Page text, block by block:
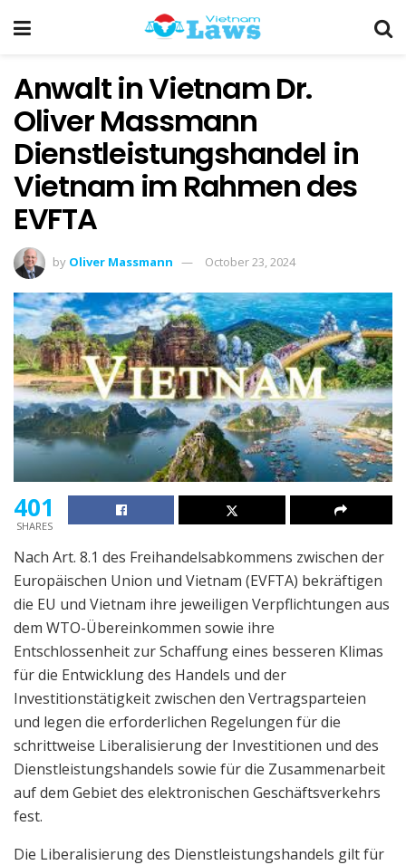
Anwalt in Vietnam Dr.
Oliver Massmann
Dienstleistungshandel in
Vietnam im Rahmen des
EVFTA
by Oliver Massmann October 23, 2024
401
SHARES
Nach Art. 8.1 des Freihandelsabkommens zwischen der
Europäischen Union und Vietnam (EVFTA) bekräftigen
die EU und Vietnam ihre jeweiligen Verpflichtungen aus
dem WTO-Übereinkommen sowie ihre
Entschlossenheit zur Schaffung eines besseren Klimas
für die Entwicklung des Handels und der
Investitionstätigkeit zwischen den Vertragsparteien
und legen die erforderlichen Regelungen für die
schrittweise Liberalisierung der Investitionen und des
Dienstleistungshandels sowie für die Zusammenarbeit
auf dem Gebiet des elektronischen Geschäftsverkehrs
fest.
Die Liberalisierung des Dienstleistungshandels gilt für